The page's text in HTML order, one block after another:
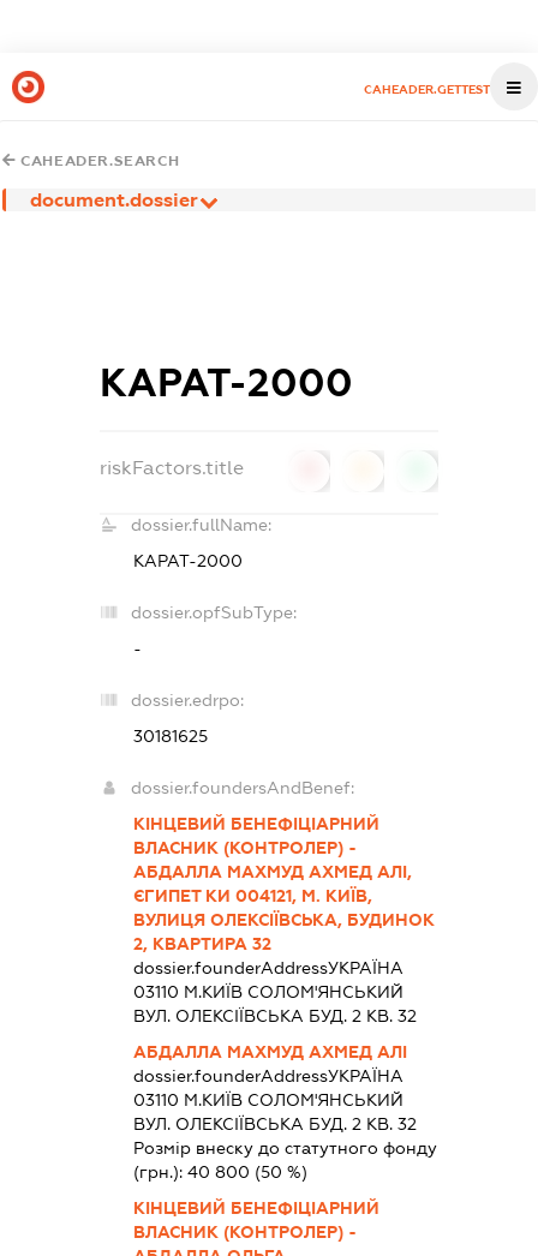
CAHEADER.GETTEST
CAHEADER.SEARCH
document.dossier
КАРАТ-2000
riskFactors.title
dossier.fullName:
КАРАТ-2000
dossier.opfSubType:
-
dossier.edrpo:
30181625
dossier.foundersAndBenef:
КІНЦЕВИЙ БЕНЕФІЦІАРНИЙ
ВЛАСНИК (КОНТРОЛЕР) -
АБДАЛЛА МАХМУД АХМЕД АЛІ,
ЄГИПЕТ КИ 004121, М. КИЇВ,
ВУЛИЦЯ ОЛЕКСІЇВСЬКА, БУДИНОК
2, КВАРТИРА 32
dossier.founderAddressУКРАЇНА
03110 М.КИЇВ СОЛОМ'ЯНСЬКИЙ
ВУЛ. ОЛЕКСІЇВСЬКА БУД. 2 КВ. 32
АБДАЛЛА МАХМУД АХМЕД АЛІ
dossier.founderAddressУКРАЇНА
03110 М.КИЇВ СОЛОМ'ЯНСЬКИЙ
ВУЛ. ОЛЕКСІЇВСЬКА БУД. 2 КВ. 32
Розмір внеску до статутного фонду
(грн.):40 800 (50 %)
КІНЦЕВИЙ БЕНЕФІЦІАРНИЙ
ВЛАСНИК (КОНТРОЛЕР) -